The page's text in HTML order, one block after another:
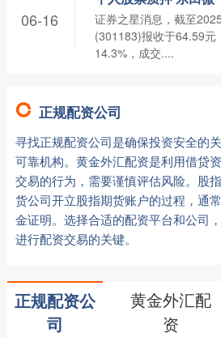
证券之星消息，截至
(301183)报收于64.59元
14.3%，成交....
06-16
正规配资公司
寻找正规配资公司是确保投资安全的
可靠机构。黄金外汇配资是利用借贷
交易的行为，需要谨慎评估风险。股
货公司开立股指期货账户的过程，通
金证明。选择合适的配资平台和公司
进行配资交易的关键。
正规配资公
司
黄金外汇配
资